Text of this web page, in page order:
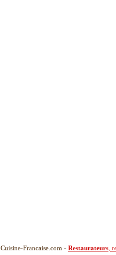
Cuisine-Francaise.com - Restaurateurs ,